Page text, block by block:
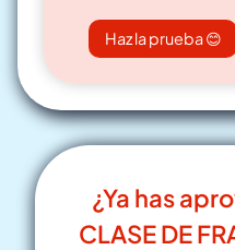
Haz la prueba 😊
¿Ya has
CLASE DE